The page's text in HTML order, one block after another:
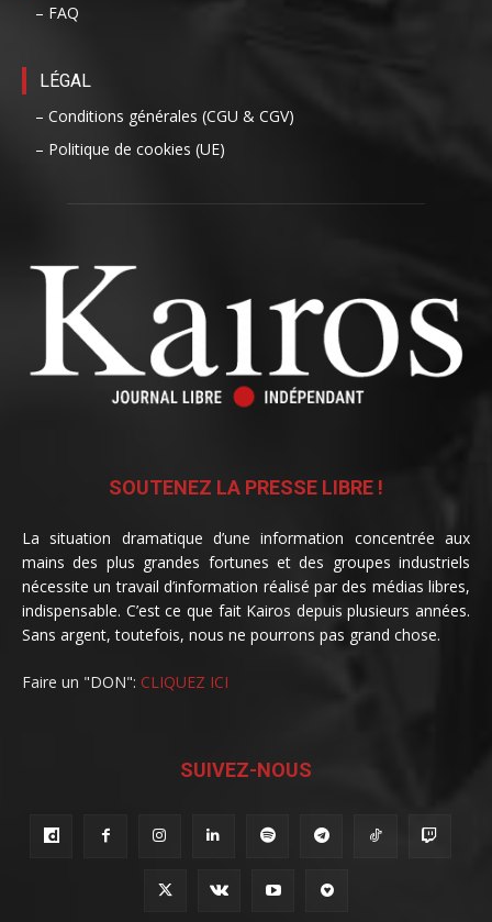
– FAQ
LÉGAL
– Conditions générales (CGU & CGV)
– Politique de cookies (UE)
SOUTENEZ LA PRESSE LIBRE !
La situation dramatique d’une information concentrée aux
mains des plus grandes fortunes et des groupes industriels
nécessite un travail d’information réalisé par des médias libres,
indispensable. C’est ce que fait Kairos depuis plusieurs années.
Sans argent, toutefois, nous ne pourrons pas grand chose.
Faire un "DON": CLIQUEZ ICI
SUIVEZ-NOUS